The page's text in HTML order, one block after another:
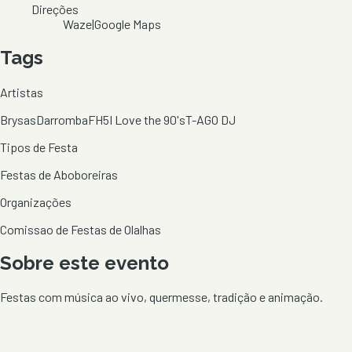
Direções
Waze|Google Maps
Tags
Artistas
BrysasDarrombaFH5I Love the 90'sT-AGO DJ
Tipos de Festa
Festas de Aboboreiras
Organizações
Comissao de Festas de Olalhas
Sobre este evento
Festas com música ao vivo, quermesse, tradição e animação.